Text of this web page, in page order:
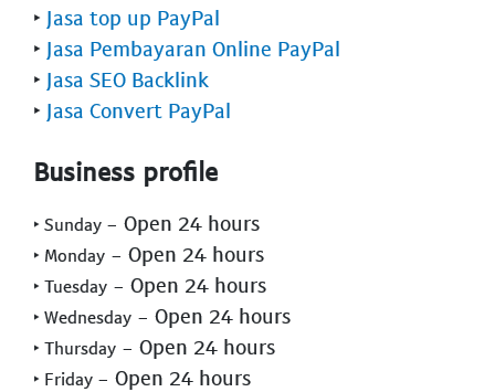
‣ Jasa top up PayPal
‣ Jasa Pembayaran Online PayPal
‣ Jasa SEO Backlink
‣ Jasa Convert PayPal
Business profile
‣ Sunday - Open 24 hours
‣ Monday - Open 24 hours
‣ Tuesday - Open 24 hours
‣ Wednesday - Open 24 hours
‣ Thursday - Open 24 hours
‣ Friday - Open 24 hours